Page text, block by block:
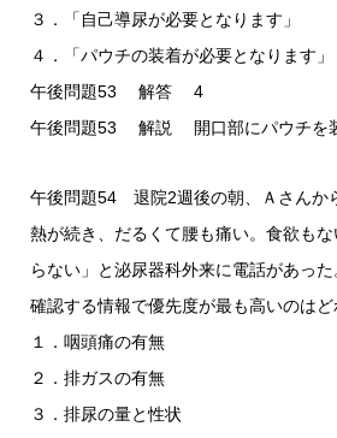
３．「自己導尿が必要となります」
４．「パウチの装着が必要となります」
午後問題53 解答 4
午後問題53 解説 開口部にパウチを装
午後問題54 退院2週後の朝、Ａさんか
熱が続き、だるくて腰も痛い。食欲も
らない」と泌尿器科外来に電話があった
確認する情報で優先度が最も高いのはど
１．咽頭痛の有無
２．排ガスの有無
３．排尿の量と性状